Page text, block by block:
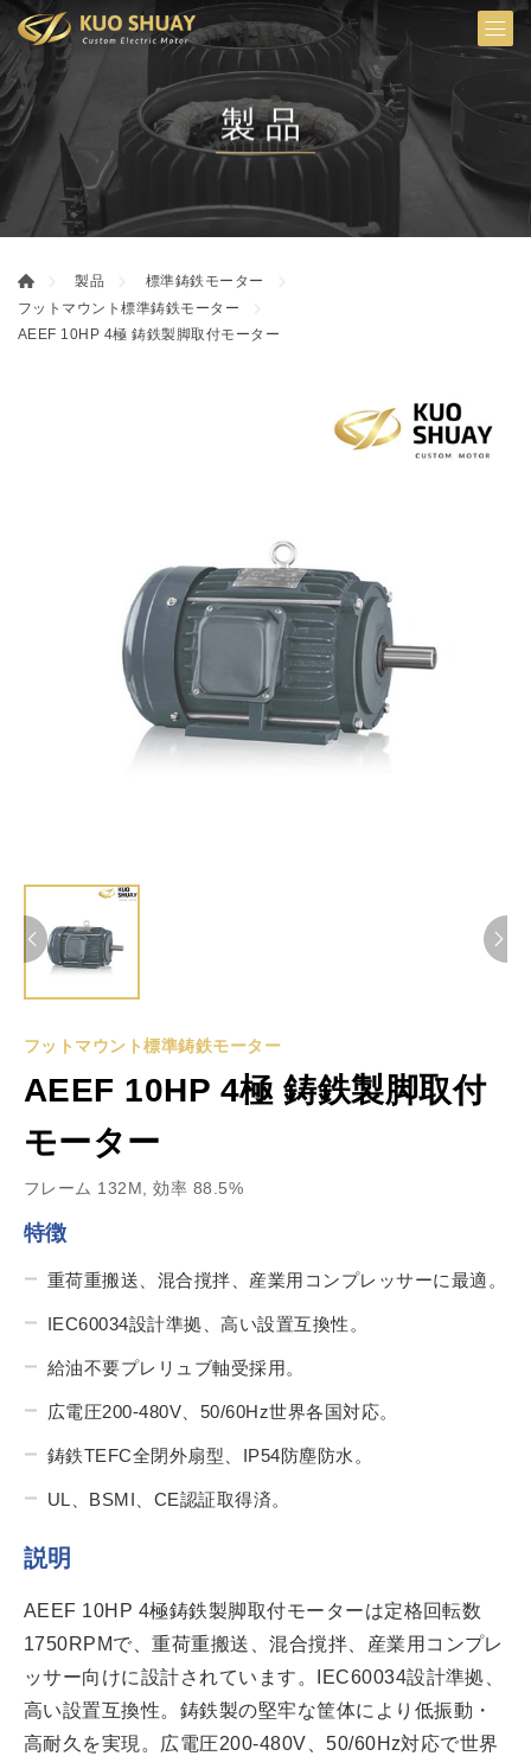
製品
製品
標準鋳鉄モーター
フットマウント標準鋳鉄モーター
AEEF 10HP 4極 鋳鉄製脚取付モーター
フットマウント標準鋳鉄モーター
AEEF 10HP 4極 鋳鉄製脚取付
モーター
フレーム 132M, 効率 88.5%
特徴
重荷重搬送、混合撹拌、産業用コンプレッサーに最適。
IEC60034設計準拠、高い設置互換性。
給油不要プレリュブ軸受採用。
広電圧200-480V、50/60Hz世界各国対応。
鋳鉄TEFC全閉外扇型、IP54防塵防水。
UL、BSMI、CE認証取得済。
説明
AEEF 10HP 4極鋳鉄製脚取付モーターは定格回転数
1750RPMで、重荷重搬送、混合撹拌、産業用コンプレ
ッサー向けに設計されています。IEC60034設計準拠、
高い設置互換性。鋳鉄製の堅牢な筐体により低振動・
高耐久を実現。広電圧200-480V、50/60Hz対応で世界